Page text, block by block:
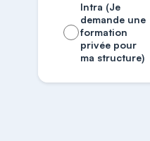
Intra (Je
demande une
formation
privée pour
ma structure)